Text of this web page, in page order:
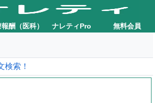
酬（医科） ナレティPro 無料会員
検索！